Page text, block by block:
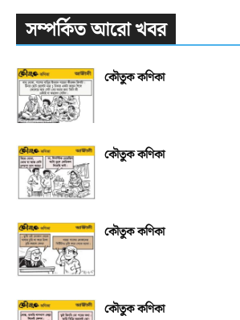
সম্পর্কিত আরো খবর
কৌতুক কণিকা
কৌতুক কণিকা
কৌতুক কণিকা
কৌতুক কণিকা